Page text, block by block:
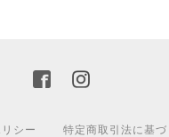
シー 特定商取引法に基